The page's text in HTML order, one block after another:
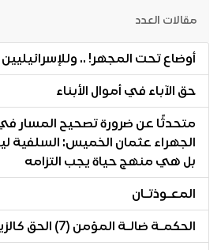
مقالات العدد
أوضاع تحت المجهر! .. وللإسرائيليين
حق الآباء في أموال الأبناء
متحدثًا عن ضرورة تصحيح المسار
الجهراء عثمان الخميس: السلفية
بل هي منهج حياة يجب التزامه
المعـوذتـان
الحكمـة ضالـة المؤمن (7) الحق كالزيت يطفو دائما